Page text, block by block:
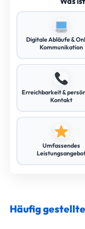
Digitale Abläufe &
Kommunikation
Erreichbarkeit &
Kontakt
Umfassendes
Häufig